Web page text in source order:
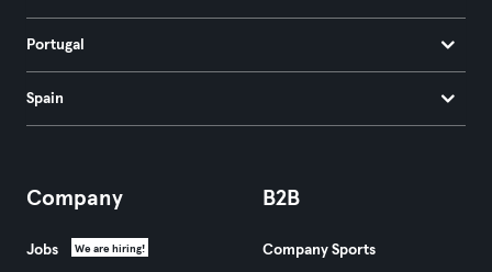
Portugal
Spain
Company
Jobs We are hiring!
B2B
Company Sports